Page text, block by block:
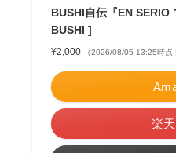
BUSHI自伝『EN SERIO
BUSHI ]
¥2,000 （2026/08/05 13:25時点
楽